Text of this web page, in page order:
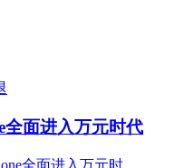
全面进入万元时代